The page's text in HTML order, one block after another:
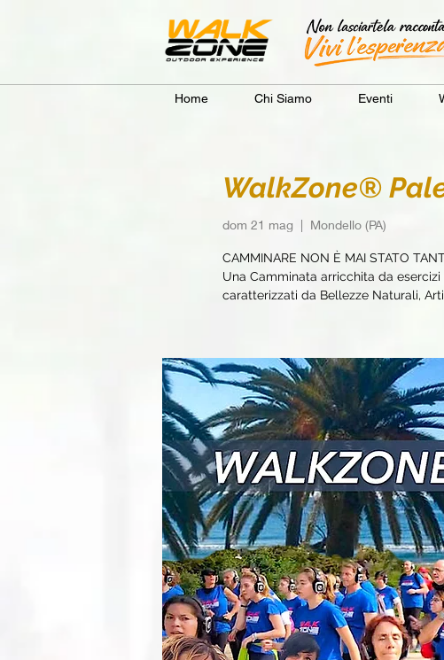
Home Chi Siamo Eventi
WalkZone®
dom 21 mag
  |
Mondello (PA)
CAMMINARE NON È MAI STATO
Una Camminata arricchita da
caratterizzati da Bellezze Naturali,